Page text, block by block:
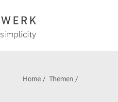
Home Themen